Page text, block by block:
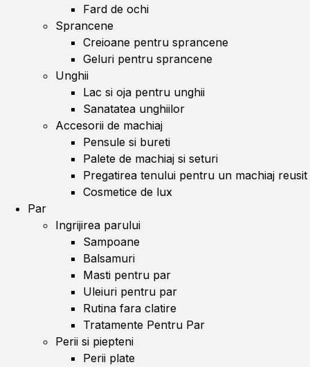
Fard de ochi
Sprancene
Creioane pentru sprancene
Geluri pentru sprancene
Unghii
Lac si oja pentru unghii
Sanatatea unghiilor
Accesorii de machiaj
Pensule si bureti
Palete de machiaj si seturi
Pregatirea tenului pentru un machiaj reusit
Cosmetice de lux
Par
Ingrijirea parului
Sampoane
Balsamuri
Masti pentru par
Uleiuri pentru par
Rutina fara clatire
Tratamente Pentru Par
Perii si piepteni
Perii plate